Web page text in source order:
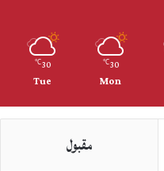
30
℃
Mon
30
℃
Tue
مقبول